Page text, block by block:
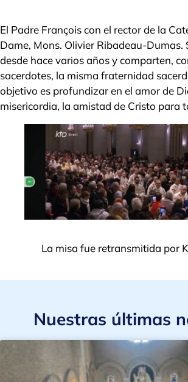
El Padre François con el rector de la
Dame, Mons. Olivier Ribadeau-Dumas.
desde hace varios años y comparten,
sacerdotes, la misma fraternidad
objetivo es profundizar en el amor de
misericordia, la amistad de Cristo para
La misa fue retransmitida por
Nuestras últimas